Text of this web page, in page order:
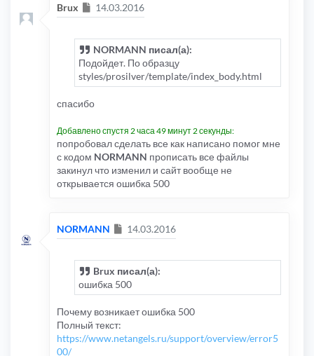
Brux Сообщение
14.03.2016
NORMANN писал(а):
Подойдет. По образцу
styles/prosilver/template/index_body.html
спасибо
Добавлено спустя 2 часа 49 минут 2 секунды:
попробовал сделать все как написано помог мне
с кодом NORMANN прописать все файлы
закинул что изменил и сайт вообще не
открывается ошибка 500
NORMANN Сообщение
14.03.2016
Brux писал(а):
ошибка 500
Почему возникает ошибка 500
Полный текст:
https://www.netangels.ru/support/overview/error5
00/